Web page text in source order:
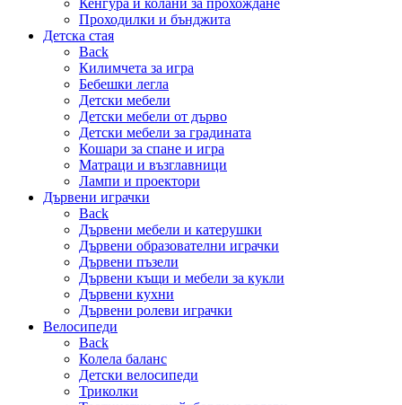
Кенгура и колани за прохождане
Проходилки и бънджита
Детска стая
Back
Килимчета за игра
Бебешки легла
Детски мебели
Детски мебели от дърво
Детски мебели за градината
Кошари за спане и игра
Матраци и възглавници
Лампи и проектори
Дървени играчки
Back
Дървени мебели и катерушки
Дървени образователни играчки
Дървени пъзели
Дървени къщи и мебели за кукли
Дървени кухни
Дървени ролеви играчки
Велосипеди
Back
Колела баланс
Детски велосипеди
Триколки